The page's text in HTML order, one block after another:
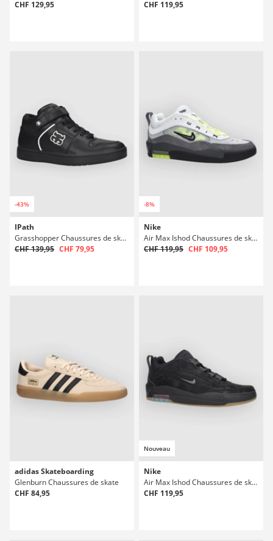
CHF 129,95 CHF 119,95
-43%
IPath
Grasshopper Chaussures de skate
CHF 139,95 CHF 79,95
-8%
Nike
Air Max Ishod Chaussures de skate
CHF 119,95 CHF 109,95
adidas Skateboarding
Glenburn Chaussures de skate
CHF 84,95
Nouveau
Nike
Air Max Ishod Chaussures de skate
CHF 119,95